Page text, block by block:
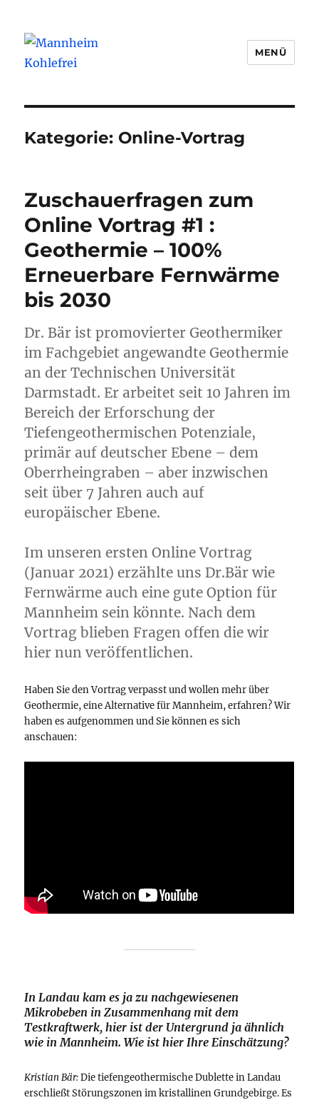
MENÜ
Kategorie: Online-Vortrag
Zuschauerfragen zum
Online Vortrag #1 :
Geothermie – 100%
Erneuerbare Fernwärme
bis 2030
Dr. Bär ist promovierter Geothermiker
im Fachgebiet angewandte Geothermie
an der Technischen Universität
Darmstadt. Er arbeitet seit 10 Jahren im
Bereich der Erforschung der
Tiefengeothermischen Potenziale,
primär auf deutscher Ebene – dem
Oberrheingraben – aber inzwischen
seit über 7 Jahren auch auf
europäischer Ebene.
Im unseren ersten Online Vortrag
(Januar 2021) erzählte uns Dr.Bär wie
Fernwärme auch eine gute Option für
Mannheim sein könnte. Nach dem
Vortrag blieben Fragen offen die wir
hier nun veröffentlichen.
Haben Sie den Vortrag verpasst und wollen mehr über
Geothermie, eine Alternative für Mannheim, erfahren? Wir
haben es aufgenommen und Sie können es sich
anschauen:
In Landau kam es ja zu nachgewiesenen
Mikrobeben in Zusammenhang mit dem
Testkraftwerk, hier ist der Untergrund ja ähnlich
wie in Mannheim. Wie ist hier Ihre Einschätzung?
Kristian Bär:Die tiefengeothermische Dublette in Landau
erschließt Störungszonen im kristallinen Grundgebirge. Es